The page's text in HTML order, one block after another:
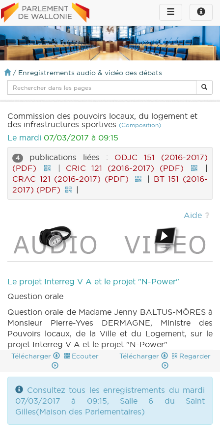
Toggle
infos
Toggle
navigation
/ Enregistrements audio & vidéo des débats
Commission des pouvoirs locaux, du logement et
des infrastructures sportives (Composition)
Le mardi 07/03/2017 à 09:15
4 publications liées : ODJC 151 (2016-2017)
(PDF)
| CRIC 121 (2016-2017) (PDF)
|
CRAC 121 (2016-2017) (PDF)
| BT 151 (2016-
2017) (PDF)
|
Aide
Le projet Interreg V A et le projet "N-Power"
Question orale
Question orale de Madame Jenny BALTUS-MÖRES à
Monsieur Pierre-Yves DERMAGNE, Ministre des
Pouvoirs locaux, de la Ville et du Logement, sur le
projet Interreg V A et le projet "N-Power"
Télécharger Ecouter Télécharger Regarder
Consultez tous les enregistrements du mardi
07/03/2017 à 09:15, Salle 6 du Saint
Gilles(Maison des Parlementaires)